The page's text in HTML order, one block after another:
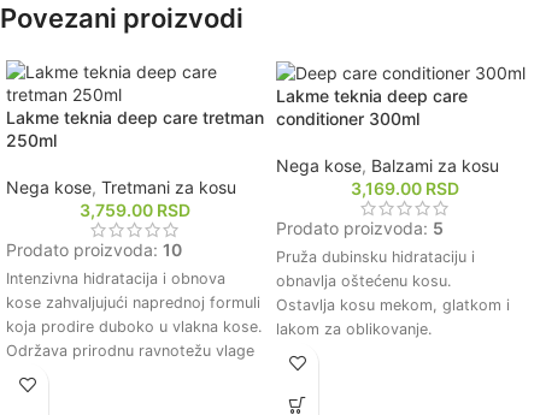
sjajnom nakon upotrebe.
Pogodan za svakodnevnu upotrebu
i sve tipove kose.
elastičnost kose.
Pogodna za sve tipove kose,
posebno za oštećenu i tretiranu
Povezani proizvodi
Lakme teknia deep care tretman
250ml
Nega kose, Tretmani za kosu
3,759.00 RSD
Prodato proizvoda: 10
Intenzivna hidratacija i obnova
kose zahvaljujući naprednoj formuli
koja prodire duboko u vlakna kose.
Održava prirodnu ravnotežu vlage
u kosi, čineći je mekom, glatkom i
lakom za oblikovanje.
Lakme teknia deep care
conditioner 300ml
Nega kose, Balzami za kosu
3,169.00 RSD
Prodato proizvoda: 5
Pruža dubinsku hidrataciju i
obnavlja oštećenu kosu.
Ostavlja kosu mekom, glatkom i
lakom za oblikovanje.
Sadrži prirodne sastojke koji
Štiti kosu od štetnih uticaja okoline